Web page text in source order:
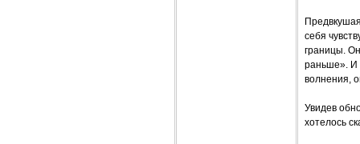
себя
границы.
раньше». И
волнения,
Увидев
хотелось